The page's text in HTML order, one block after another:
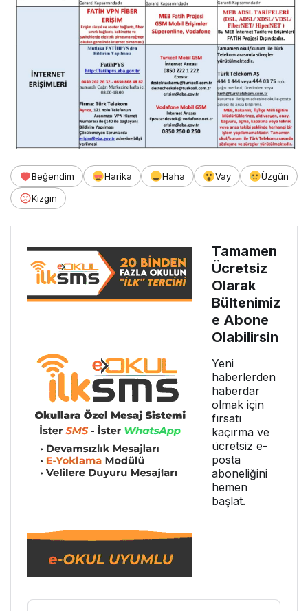
Beğendim Harika Haha Vay
Üzgün
Kızgın
Tamamen
Ücretsiz
Olarak
Bültenimiz
e Abone
Olabilirsin
Yeni
haberlerden
haberdar
olmak için
fırsatı
kaçırma ve
ücretsiz e-
posta
aboneliğini
hemen
başlat.